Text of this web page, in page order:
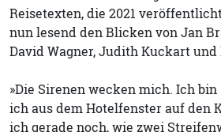
Reisetexten, die 2021
nun lesend den Blicken von Jan
David Wagner, Judith Kuckart und
»Die Sirenen wecken mich. Ich
ich aus dem Hotelfenster auf den
ich gerade noch, wie zwei